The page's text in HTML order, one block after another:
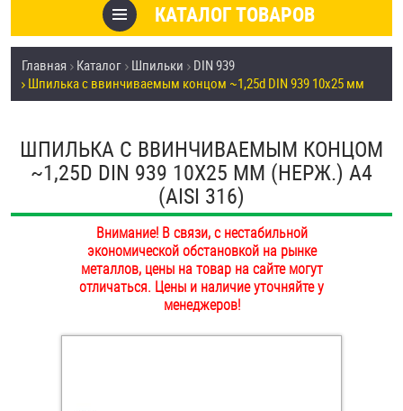
УСЛУГИ
СКИДКИ
ОПТ
ПОКУПАТЕЛЯМ
ОПЛАТА И ДОСТАВКА
НАШИ МАГАЗИНЫ
КАТАЛОГ ТОВАРОВ
Товары со скидкой
Анкеры
Антивандальный крепёж, инструмент
Главная Каталог Шпильки
DIN 939
Шпилька c ввинчиваемым концом ~1,25d DIN 939 10х25 мм
ШПИЛЬКА C ВВИНЧИВАЕМЫМ КОНЦОМ
~1,25D DIN 939 10Х25 ММ (НЕРЖ.) A4
(AISI 316)
Внимание! В связи, с нестабильной
экономической обстановкой на рынке
металлов, цены на товар на сайте могут
отличаться. Цены и наличие уточняйте у
менеджеров!